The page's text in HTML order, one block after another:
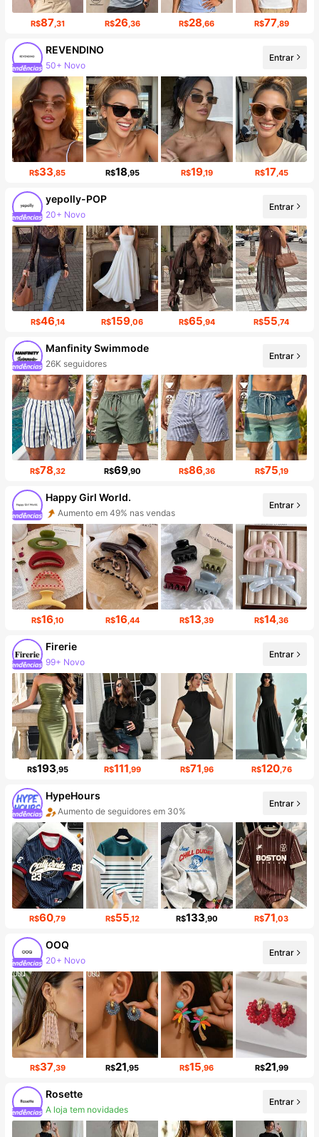
R$87,31 R$26 ,36 R$28 ,66 R$77,89
REVENDINO
Aumento de seguidores em 109%
Entrar
R$33 ,85 R$18 ,95 R$19,19 R$17,45
yepolly-POP
14K seguidores
Entrar
R$46 ,14 R$159 ,06 R$65 ,94 R$55 ,74
Manfinity Swimmode
26K seguidores
Entrar
R$78 ,32 R$69,90 R$86 ,36 R$75 ,19
Happy Girl World.
Aumento de Seguidores 999%+
Entrar
R$16,10 R$16,44 R$13,39 R$14,36
Firerie
Aumento de seguidores em 21%
Entrar
R$193,95 R$111,99 R$71,96 R$120,76
HypeHours
Aumento em 63% nas vendas
Entrar
R$60,79 R$55,12 R$133,90 R$71,03
OOQ
Aumento de seguidores em 107%
Entrar
R$37,39 R$21,95 R$15,96 R$21,99
Rosette
Aumento de seguidores em 684%
Entrar